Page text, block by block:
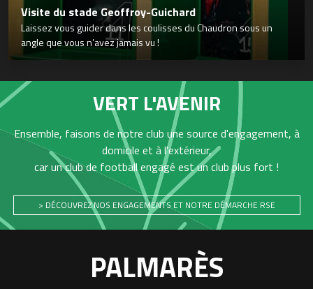
Visite du stade Geoffroy-Guichard
Laissez vous guider dans les coulisses du Chaudron sous un
angle que vous n’avez jamais vu !
VERT L'AVENIR
Ensemble, faisons de notre club une source d'engagement, à
domicile et à l'extérieur,
car un club de football engagé est un club plus fort !
> DÉCOUVREZ NOS ENGAGEMENTS ET NOTRE DÉMARCHE RSE
PALMARÈS